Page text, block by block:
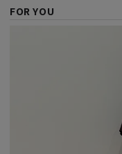
FOR YOU